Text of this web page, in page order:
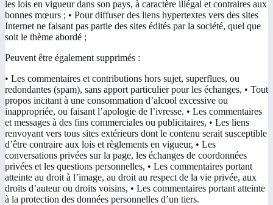
les lois en vigueur dans son pays, à caractère illégal et contraires aux
bonnes mœurs ; • Pour diffuser des liens hypertextes vers des sites
Internet ne faisant pas partie des sites édités par la société, quel que
soit le thème abordé ;
Peuvent être également supprimés :
• Les commentaires et contributions hors sujet, superflues, ou
redondantes (spam), sans apport particulier pour les échanges, • Tout
propos incitant à une consommation d’alcool excessive ou
inappropriée, ou faisant l’apologie de l’ivresse. • Les commentaires
et messages à des fins commerciales ou publicitaires, • Les liens
renvoyant vers tous sites extérieurs dont le contenu serait susceptible
d’être contraire aux lois et règlements en vigueur, • Les
conversations privées sur la page, les échanges de coordonnées
privées et les questions personnelles, • Les commentaires portant
atteinte au droit à l’image, au droit au respect de la vie privée, aux
droits d’auteur ou droits voisins, • Les commentaires portant atteinte
à la protection des données personnelles d’un tiers.